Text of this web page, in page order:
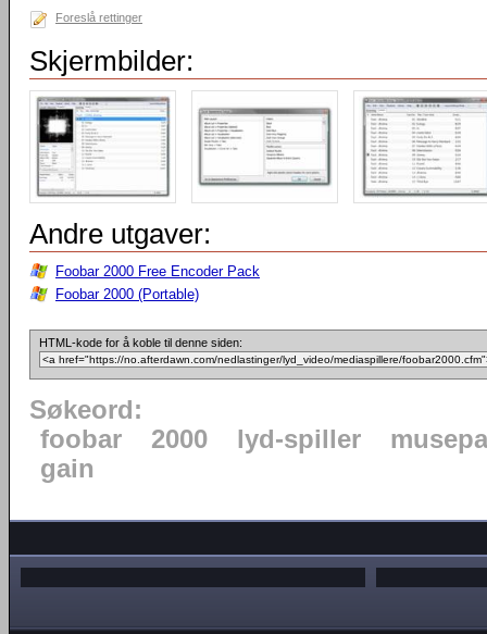
Foreslå rettinger
Skjermbilder:
Andre utgaver:
Foobar 2000 Free Encoder Pack
Foobar 2000 (Portable)
HTML-kode for å koble til denne siden:
Søkeord:
foobar
2000 lyd-spiller
gain